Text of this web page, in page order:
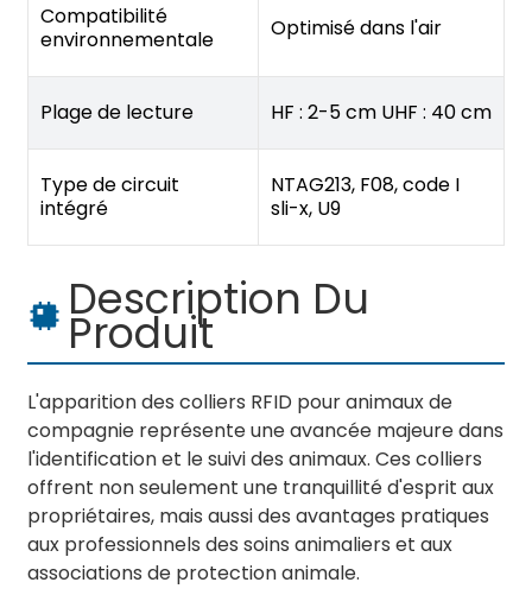
Compatibilité
environnementale
Optimisé dans l'air
Plage de lecture HF : 2-5 cm UHF : 40 cm
Type de circuit
intégré
NTAG213, F08, code I
sli-x, U9
Description Du
Produit
L'apparition des colliers RFID pour animaux de
compagnie représente une avancée majeure dans
l'identification et le suivi des animaux. Ces colliers
offrent non seulement une tranquillité d'esprit aux
propriétaires, mais aussi des avantages pratiques
aux professionnels des soins animaliers et aux
associations de protection animale.